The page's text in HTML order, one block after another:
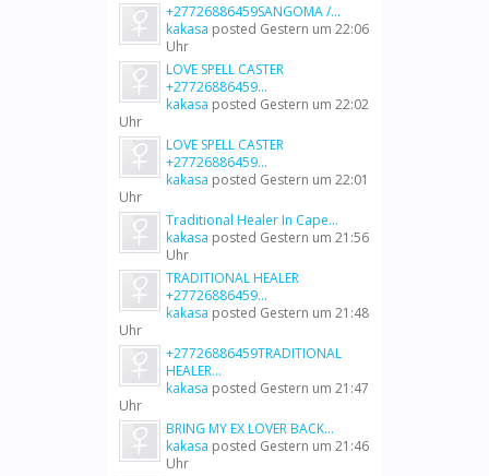
+27726886459SANGOMA /...
kakasa posted Gestern um 22:06
Uhr
LOVE SPELL CASTER
+27726886459...
kakasa posted Gestern um 22:02
Uhr
LOVE SPELL CASTER
+27726886459...
kakasa posted Gestern um 22:01
Uhr
Traditional Healer In Cape...
kakasa posted Gestern um 21:56
Uhr
TRADITIONAL HEALER
+27726886459...
kakasa posted Gestern um 21:48
Uhr
+27726886459TRADITIONAL
HEALER...
kakasa posted Gestern um 21:47
Uhr
BRING MY EX LOVER BACK...
kakasa posted Gestern um 21:46
Uhr